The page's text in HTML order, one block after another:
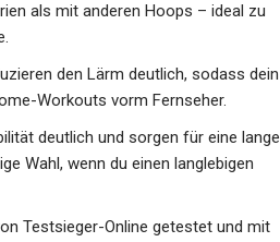
als mit anderen Hoops – ideal zu
den Lärm deutlich, sodass dein
Workouts vorm Fernseher.
deutlich und sorgen für eine lange
Wahl, wenn du einen langlebigen
Testsieger-Online getestet und mit